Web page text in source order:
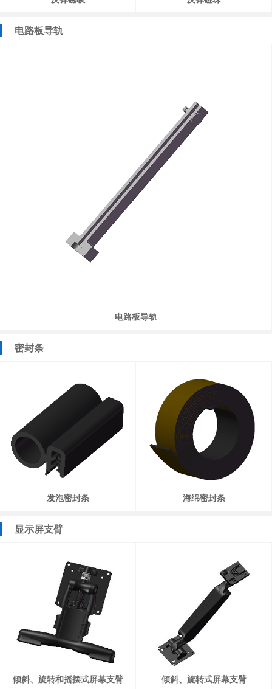
电路板导轨
电路板导轨
密封条
发泡密封条 海绵密封条
显示屏支臂
倾斜、旋转和摇摆式屏幕支臂 倾斜、旋转式屏幕支臂